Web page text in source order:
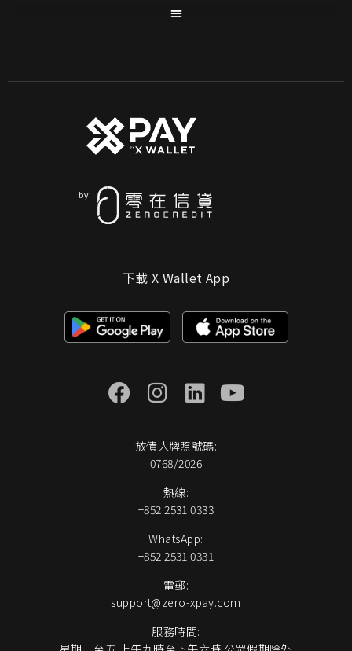
下載 X Wallet App
放債人牌照號碼:
0768/2026
熱線:
+852 2531 0333
WhatsApp:
+852 2531 0331
電郵:
support@zero-xpay.com
服務時間: